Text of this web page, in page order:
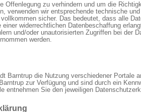
Offenlegung zu verhindern und um die
verwenden wir entsprechende technische
sicher. Das bedeutet, dass alle
widerrechtlichen Datenbeschaffung
und/oder unautorisierten Zugriffen bei der
werden.
Barntrup die Nutzung verschiedener Portale
zur Verfügung und sind durch ein
entnehmen Sie den jeweiligen